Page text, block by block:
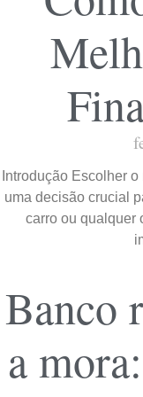
Introdução Escolher
uma decisão crucial
carro ou qualquer
Banco
a